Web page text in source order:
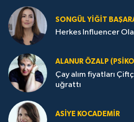
SONGÜL YIĞIT
Herkes Influencer
ALANUR ÖZALP
Çay alım fiyatları
uğrattı
ASIYE KOCADEMİR